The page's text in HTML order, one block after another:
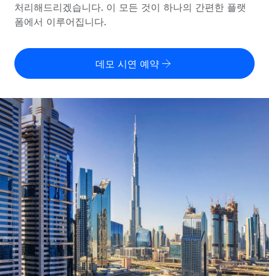
법인 설립 비용 없이 전 세계로 사업을 확장
PEO
복잡한 고용 업무를 아웃소싱
인프라
Remote 통합
HR을 워크플로에 매끄럽게 통합
플랫폼
팀을 위한 통합된 핵심 HR 기능
연결 새로운
국가별 글로벌 채용 지원 알아보기
미국 주별 정보
Remote와 다른 솔루션 비교
다른 업체들과 비교해보기
성장 단계
스타트업
성장하는 기업을 위한 민첩한 글로벌 HR 및 급여 솔루션
중견기업
맞춤형 HR 솔루션으로 팀 확장
엔터프라이즈
대기업을 위한 글로벌 HR
REMOTE 파트너 되기
오분류 리스크 평가 도구
국가별 총 인건비 계산
글로벌 계약직을 위한 통화 옵션과 지급 소요 시간 확인
REMOTE와 함께 배우기
리서치 및 가이드
사례 연구
HR 용어집
체크리스트 및 템플릿
직무 설명 라이브러리
한국어
English
Nederlands
Français
Deutsch
Español
Italiano
Português (Portugal)
처리해드리겠습니다. 이 모든 것이 하나의 간편한 플랫
폼에서 이루어집니다.
데모 시연 예약